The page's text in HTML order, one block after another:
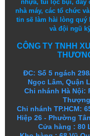
nhựa, túi lọc bụi, dây
nhà máy, các tổ chức
tin sẽ làm hài lòng quý
và đội ngũ
CÔNG TY TNHH
ĐC: Số 5 ngách
Ngọc Lâm, Quận
Chi nhánh Hà Nội:
Chi nhánh TP.HCM:
Hiệp 26 - Phường
Cửa hàng : 80